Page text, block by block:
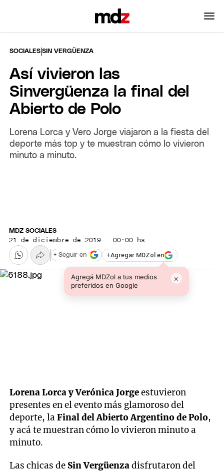
SOCIALES |SIN VERGÜENZA
Así vivieron las
Sinvergüenza la final del
Abierto de Polo
Lorena Lorca y Vero Jorge viajaron a la fiesta del
deporte más top y te muestran cómo lo vivieron
minuto a minuto.
MDZ SOCIALES
21 de diciembre de 2019 · 00:00 hs
+Agregar MDZol en
Agregá MDZol a tus medios
preferidos en Google
×
+ Seguir en
Lorena Lorca y Verónica Jorgeestuvieron
presentes en el evento más glamoroso del
deporte, laFinal del Abierto Argentino de Polo,
y acá te muestran cómo lo vivieron minuto a
minuto.
Las chicas de Sin Vergüenzadisfrutaron del